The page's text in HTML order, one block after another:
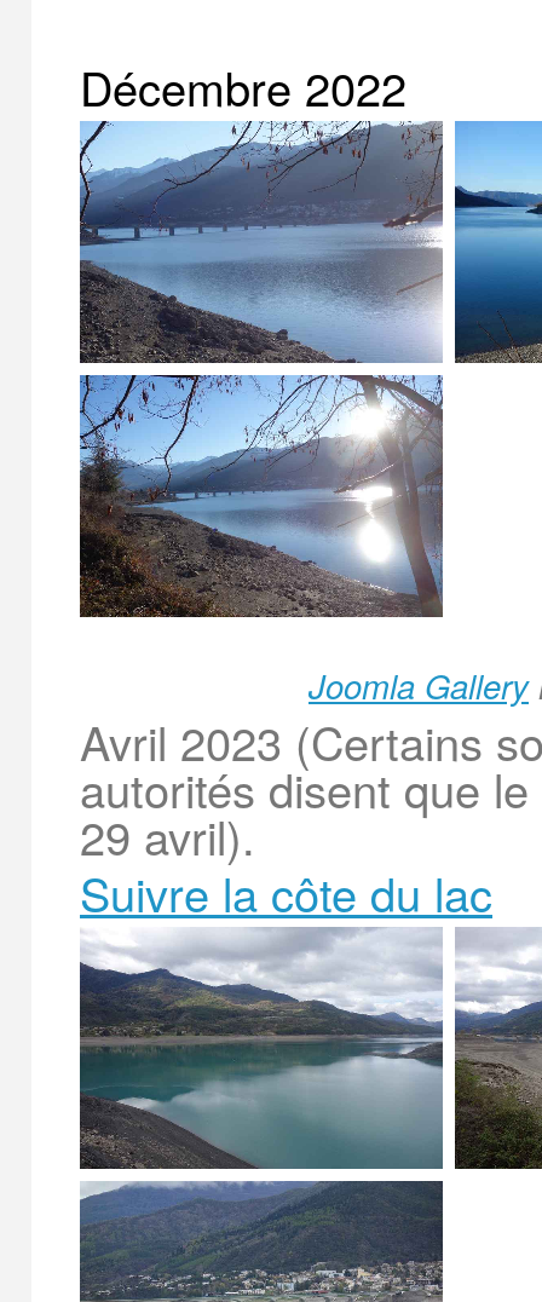
Décembre 2022
Joomla Gallery
Avril 2023 (Certains
autorités disent que
29 avril).
Suivre la côte du lac